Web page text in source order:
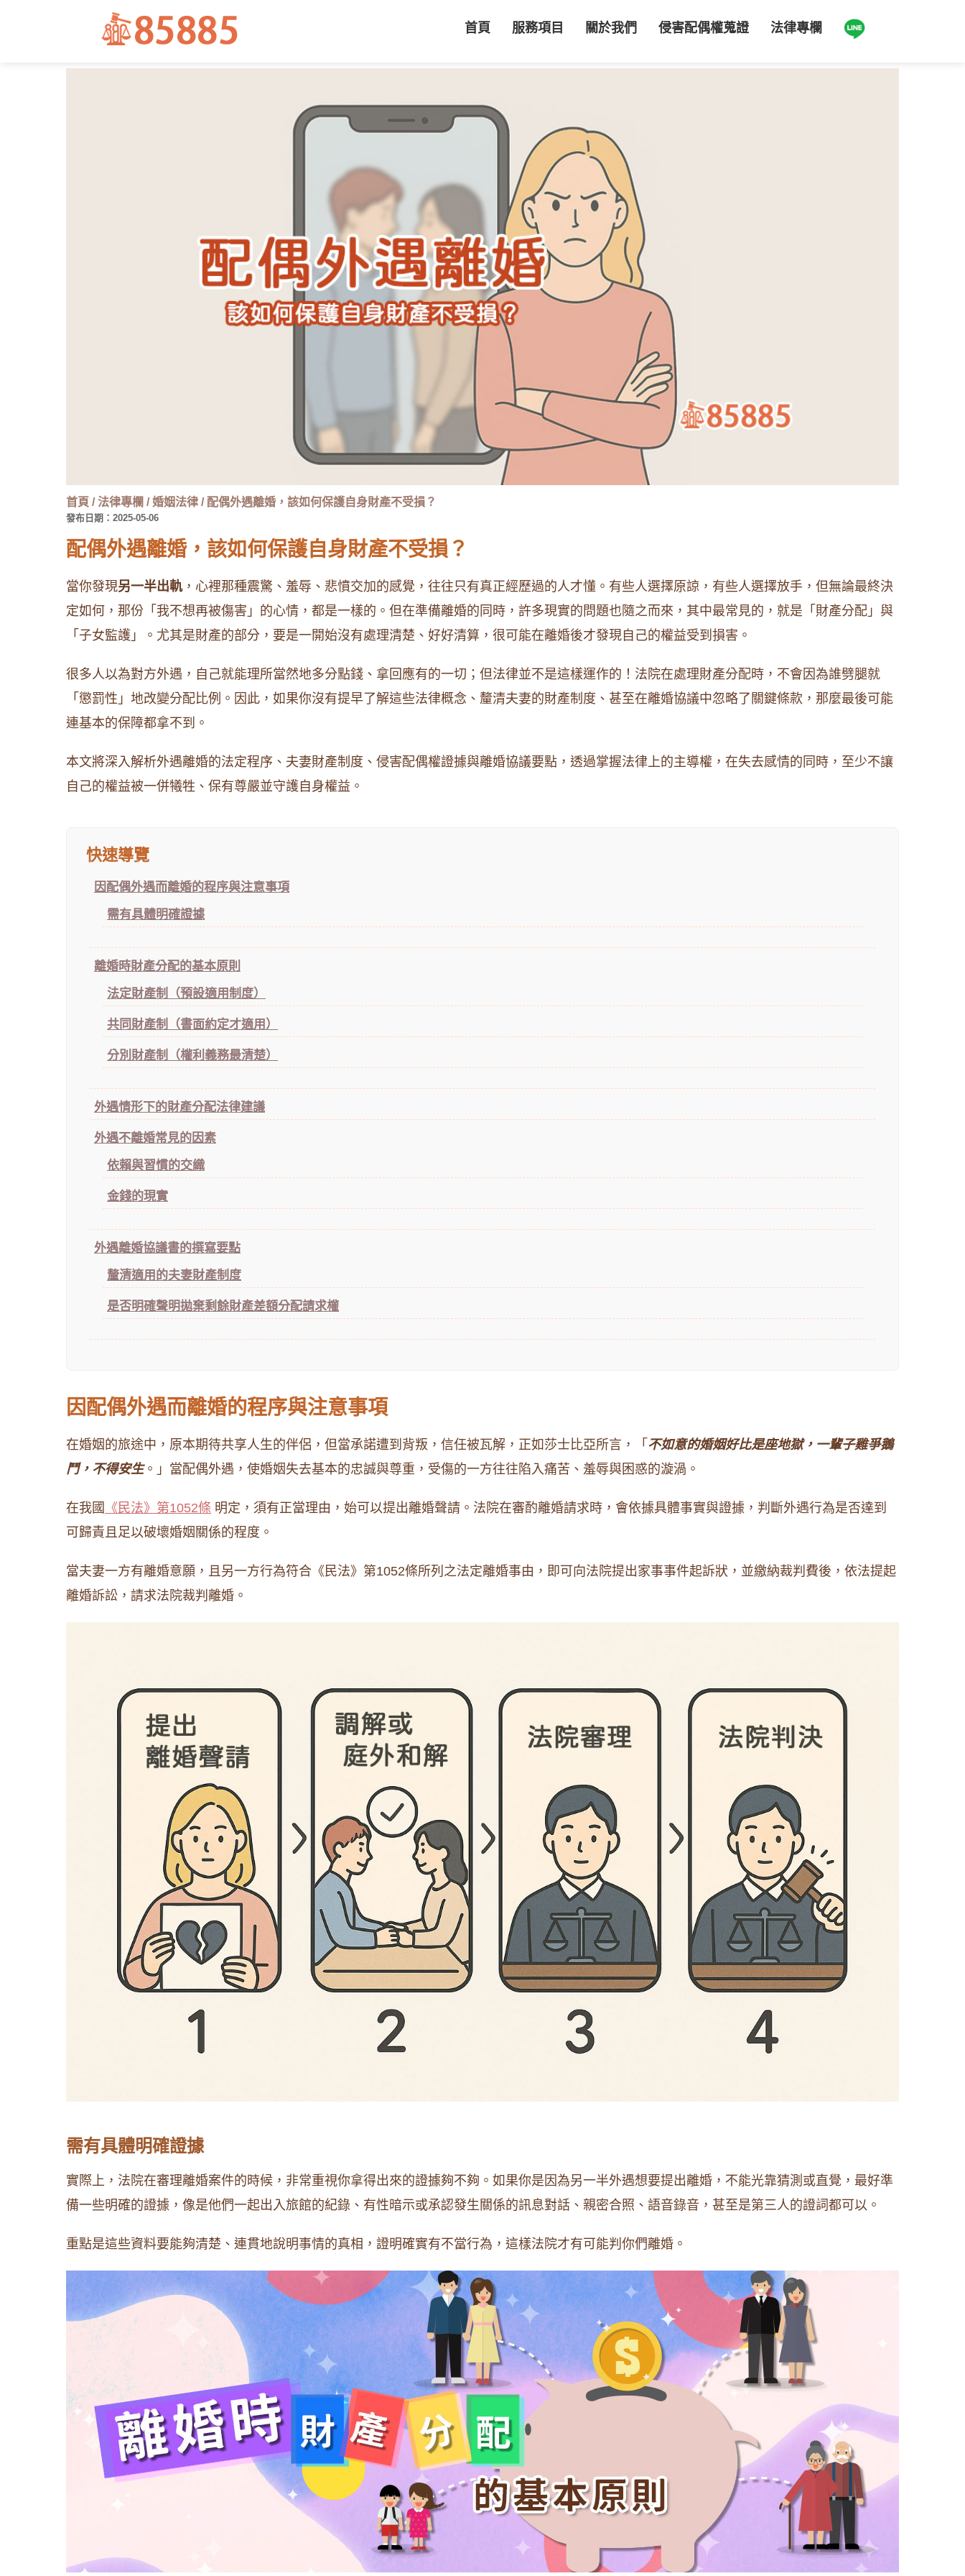
首頁 服務項目 關於我們 侵害配偶權蒐證 法律專欄
首頁 /法律專欄 /婚姻法律 / 配偶外遇離婚，該如何保護自身財產不受損？
發布日期：2025-05-06
配偶外遇離婚，該如何保護自身財產不受損？
當你發現另一半出軌，心裡那種震驚、羞辱、悲憤交加的感覺，往往只有真正經歷過的人才懂。有些人選擇原諒，有些人選擇放手，但無論最終決
定如何，那份「我不想再被傷害」的心情，都是一樣的。但在準備離婚的同時，許多現實的問題也隨之而來，其中最常見的，就是「財產分配」與
「子女監護」。尤其是財產的部分，要是一開始沒有處理清楚、好好清算，很可能在離婚後才發現自己的權益受到損害。
很多人以為對方外遇，自己就能理所當然地多分點錢、拿回應有的一切；但法律並不是這樣運作的！法院在處理財產分配時，不會因為誰劈腿就
「懲罰性」地改變分配比例。因此，如果你沒有提早了解這些法律概念、釐清夫妻的財產制度、甚至在離婚協議中忽略了關鍵條款，那麼最後可能
連基本的保障都拿不到。
本文將深入解析外遇離婚的法定程序、夫妻財產制度、侵害配偶權證據與離婚協議要點，透過掌握法律上的主導權，在失去感情的同時，至少不讓
自己的權益被一併犧牲、保有尊嚴並守護自身權益。
快速導覽
因配偶外遇而離婚的程序與注意事項
需有具體明確證據
離婚時財產分配的基本原則
法定財產制（預設適用制度）
共同財產制（書面約定才適用）
分別財產制（權利義務最清楚）
外遇情形下的財產分配法律建議
外遇不離婚常見的因素
依賴與習慣的交織
金錢的現實
外遇離婚協議書的撰寫要點
釐清適用的夫妻財產制度
是否明確聲明拋棄剩餘財產差額分配請求權
因配偶外遇而離婚的程序與注意事項
在婚姻的旅途中，原本期待共享人生的伴侶，但當承諾遭到背叛，信任被瓦解，正如莎士比亞所言，「 不如意的婚姻好比是座地獄，一輩子雞爭鵝
鬥，不得安生。」當配偶外遇，使婚姻失去基本的忠誠與尊重，受傷的一方往往陷入痛苦、羞辱與困惑的漩渦。
在我國 《民法》第1052條 明定，須有正當理由，始可以提出離婚聲請。法院在審酌離婚請求時，會依據具體事實與證據，判斷外遇行為是否達到
可歸責且足以破壞婚姻關係的程度。
當夫妻一方有離婚意願，且另一方行為符合《民法》第1052條所列之法定離婚事由，即可向法院提出家事事件起訴狀，並繳納裁判費後，依法提起
離婚訴訟，請求法院裁判離婚。
需有具體明確證據
實際上，法院在審理離婚案件的時候，非常重視你拿得出來的證據夠不夠。如果你是因為另一半外遇想要提出離婚，不能光靠猜測或直覺，最好準
備一些明確的證據，像是他們一起出入旅館的紀錄、有性暗示或承認發生關係的訊息對話、親密合照、語音錄音，甚至是第三人的證詞都可以。
重點是這些資料要能夠清楚、連貫地說明事情的真相，證明確實有不當行為，這樣法院才有可能判你們離婚。